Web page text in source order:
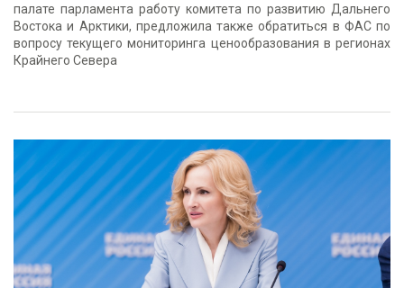
палате парламента работу комитета по развитию Дальнего
Востока и Арктики, предложила также обратиться в ФАС по
вопросу текущего мониторинга ценообразования в регионах
Крайнего Севера